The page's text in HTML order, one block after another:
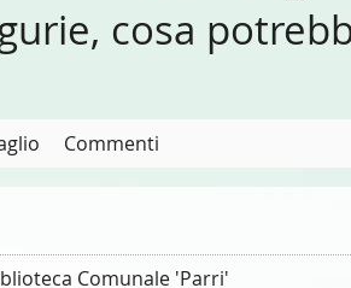
cosa
Commenti
Comunale 'Parri'